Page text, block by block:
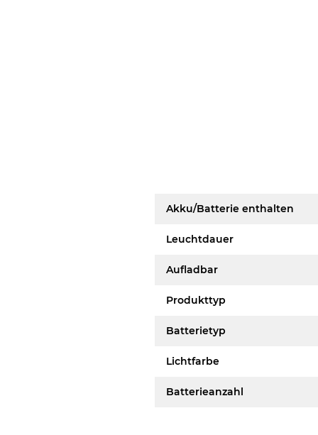
Akku/Batterie enthalten
Leuchtdauer
Aufladbar
Produkttyp
Batterietyp
Lichtfarbe
Batterieanzahl